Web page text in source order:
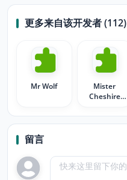
更多来自该开发者 (112)
Mr Wolf
Mister
Cheshire
留言